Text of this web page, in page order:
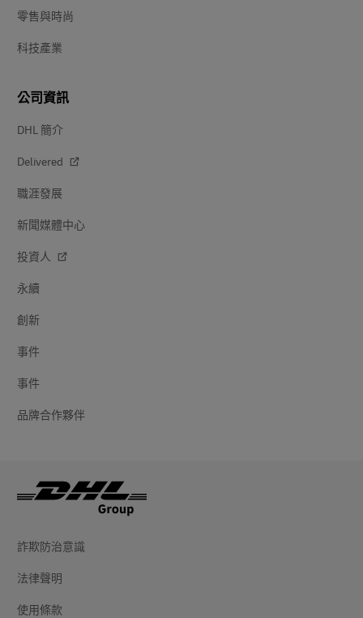
零售與時尚
科技產業
公司資訊
DHL 簡介
Delivered
職涯發展
新聞媒體中心
投資人
永續
創新
事件
事件
品牌合作夥伴
詐欺防治意識
法律聲明
使用條款